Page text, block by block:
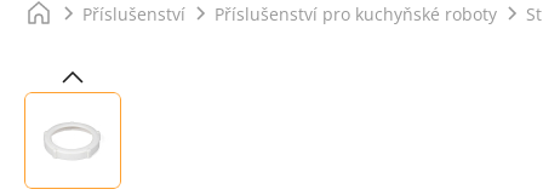
Příslušenství Příslušenství pro kuchyňské roboty